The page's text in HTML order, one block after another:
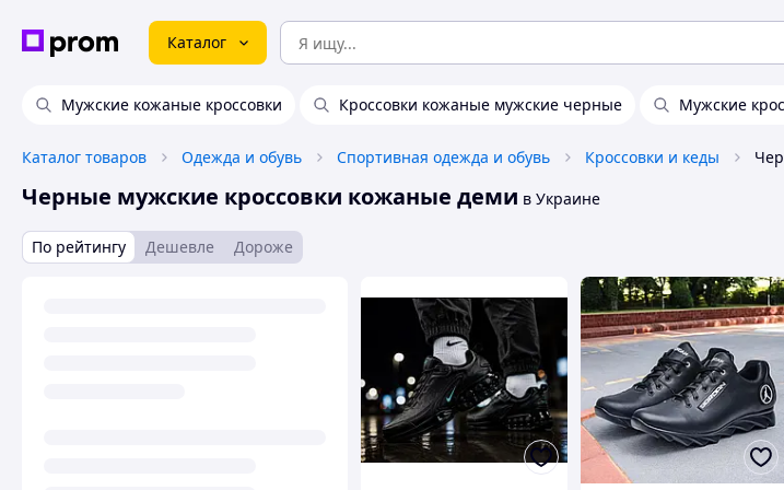
Каталог
Мужские кожаные кроссовки Кроссовки кожаные мужские черные Мужские
Каталог товаров Одежда и обувь Спортивная одежда и обувь Кроссовки и кеды
Черные мужские кроссовки кожаные деми в Украине
По рейтингу Дешевле Дороже